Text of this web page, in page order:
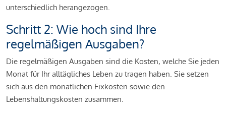
unterschiedlich herangezogen.
Schritt 2: Wie hoch sind Ihre
regelmäßigen Ausgaben?
Die regelmäßigen Ausgaben sind die Kosten, welche Sie jeden
Monat für Ihr alltägliches Leben zu tragen haben. Sie setzen
sich aus den monatlichen Fixkosten sowie den
Lebenshaltungskosten zusammen.